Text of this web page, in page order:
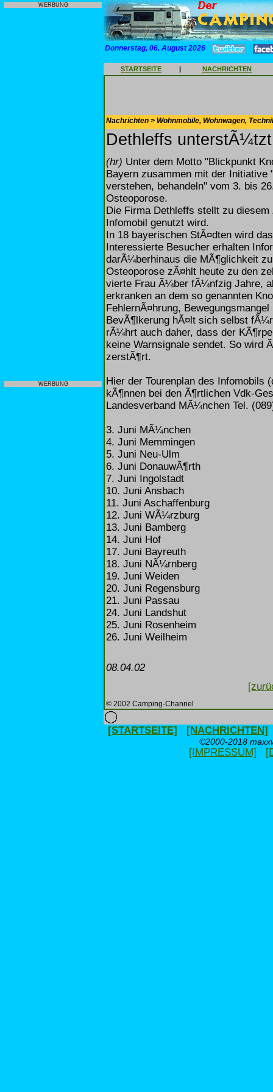
WERBUNG
WERBUNG
Donnerstag, 06. August 2026
STARTSEITE | NACHRICHTEN
Nachrichten > Wohnmobile, Wohnwagen,
Dethleffs
(hr) Unter dem Motto "Blickpunkt
Bayern zusammen mit der
verstehen, behandeln" vom 3. bis
Osteoporose.
Die Firma Dethleffs stellt zu
Infomobil genutzt wird.
In 18 bayerischen StÃ¤dten wird
Interessierte Besucher erhalten
darÃ¼berhinaus die MÃ¶glichkeit
Osteoporose zÃ¤hlt heute zu den
vierte Frau Ã¼ber fÃ¼nfzig Jahre,
erkranken an dem so genannten
FehlernÃ¤hrung,
BevÃ¶lkerung hÃ¤lt sich selbst
rÃ¼hrt auch daher, dass der
keine Warnsignale sendet. So wird
zerstÃ¶rt.
Hier der Tourenplan des Infomobils
kÃ¶nnen bei den Ã¶rtlichen Vdk-
Landesverband MÃ¼nchen Tel.
3. Juni MÃ¼nchen
4. Juni Memmingen
5. Juni Neu-Ulm
6. Juni DonauwÃ¶rth
7. Juni Ingolstadt
10. Juni Ansbach
11. Juni Aschaffenburg
12. Juni WÃ¼rzburg
13. Juni Bamberg
14. Juni Hof
17. Juni Bayreuth
18. Juni NÃ¼rnberg
19. Juni Weiden
20. Juni Regensburg
21. Juni Passau
24. Juni Landshut
25. Juni Rosenheim
26. Juni Weilheim
08.04.02
© 2002 Camping-Channel
[STARTSEITE] [NACHRICHTEN]
©2000-2018
[IMPRESSUM]